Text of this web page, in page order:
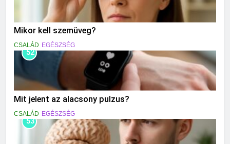
Mikor kell szemüveg?
CSALÁD EGÉSZSÉG
52
Mit jelent az alacsony pulzus?
CSALÁD EGÉSZSÉG
53